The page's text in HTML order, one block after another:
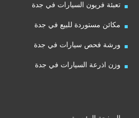
تعبئة فريون السيارات في جدة
مكائن مستوردة للبيع في جدة
ورشة فحص سيارات في جدة
وزن اذرعة السيارات في جدة